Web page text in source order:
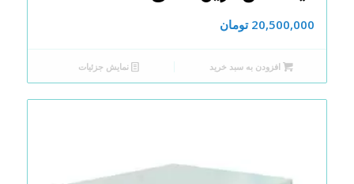
20,500,000 تومان
افزودن به سبد خرید نمایش جزئیات